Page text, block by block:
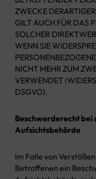
ZWECKE
GILT AUCH FÜR DAS
SOLCHER
WENN SIE
NICHT MEHR ZUM
VERWENDET
DSGVO).
Beschwerderecht bei
Aufsichtsbehörde
Im Falle von
Betroffenen ein